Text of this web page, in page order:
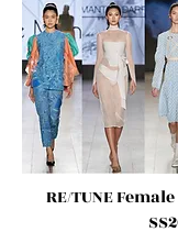
RE/TUNE